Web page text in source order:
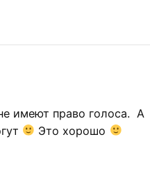
имеют право голоса. А
Это хорошо